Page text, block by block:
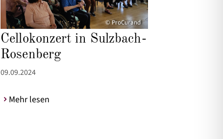
© ProCurand
Cellokonzert in Sulzbach-
Rosenberg
09.09.2024
Mehr lesen